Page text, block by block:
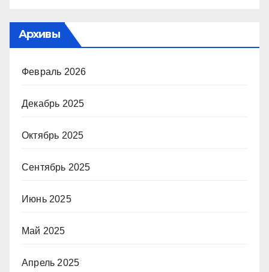
Архивы
Февраль 2026
Декабрь 2025
Октябрь 2025
Сентябрь 2025
Июнь 2025
Май 2025
Апрель 2025